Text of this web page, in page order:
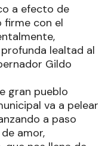
a efecto de
firme con el
lealtad al
Gildo
gran pueblo
va a pelear
a paso
amor,